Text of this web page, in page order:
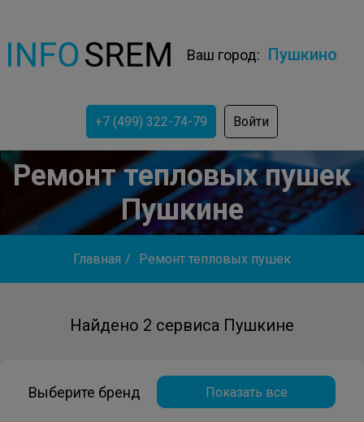
Ваш город: Пушкино
+7 (499) 322-74-79 Войти
Ремонт тепловых пушек
Пушкине
Главная / Ремонт тепловых пушек
Найдено 2 сервиса Пушкине
Выберите бренд Показать все